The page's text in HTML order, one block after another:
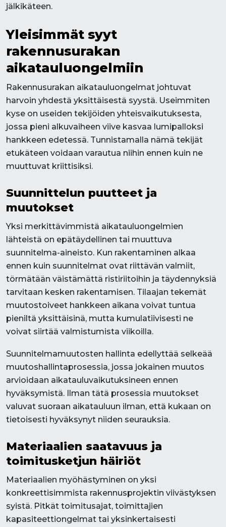
jälkikäteen.
Yleisimmät syyt
rakennusurakan
aikatauluongelmiin
Rakennusurakan aikatauluongelmat johtuvat
harvoin yhdestä yksittäisestä syystä. Useimmiten
kyse on useiden tekijöiden yhteisvaikutuksesta,
jossa pieni alkuvaiheen viive kasvaa lumipalloksi
hankkeen edetessä. Tunnistamalla nämä tekijät
etukäteen voidaan varautua niihin ennen kuin ne
muuttuvat kriittisiksi.
Suunnittelun puutteet ja
muutokset
Yksi merkittävimmistä aikatauluongelmien
lähteistä on epätäydellinen tai muuttuva
suunnitelma-aineisto. Kun rakentaminen alkaa
ennen kuin suunnitelmat ovat riittävän valmiit,
törmätään väistämättä ristiriitoihin ja täydennyksiä
tarvitaan kesken rakentamisen. Tilaajan tekemät
muutostoiveet hankkeen aikana voivat tuntua
pieniltä yksittäisinä, mutta kumulatiivisesti ne
voivat siirtää valmistumista viikoilla.
Suunnitelmamuutosten hallinta edellyttää selkeää
muutoshallintaprosessia, jossa jokainen muutos
arvioidaan aikatauluvaikutuksineen ennen
hyväksymistä. Ilman tätä prosessia muutokset
valuvat suoraan aikatauluun ilman, että kukaan on
tietoisesti hyväksynyt niiden seurauksia.
Materiaalien saatavuus ja
toimitusketjun häiriöt
Materiaalien myöhästyminen on yksi
konkreettisimmista rakennusprojektin viivästyksen
syistä. Pitkät toimitusajat, toimittajien
kapasiteettiongelmat tai yksinkertaisesti